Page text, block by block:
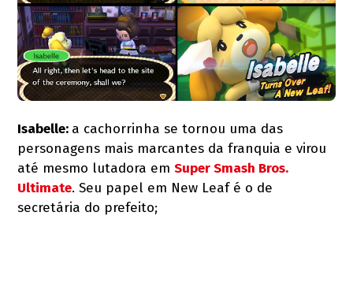
Isabelle: a cachorrinha se tornou uma das
personagens mais marcantes da franquia e virou
até mesmo lutadora emSuper Smash Bros.
Ultimate. Seu papel em New Leaf é o de
secretária do prefeito;